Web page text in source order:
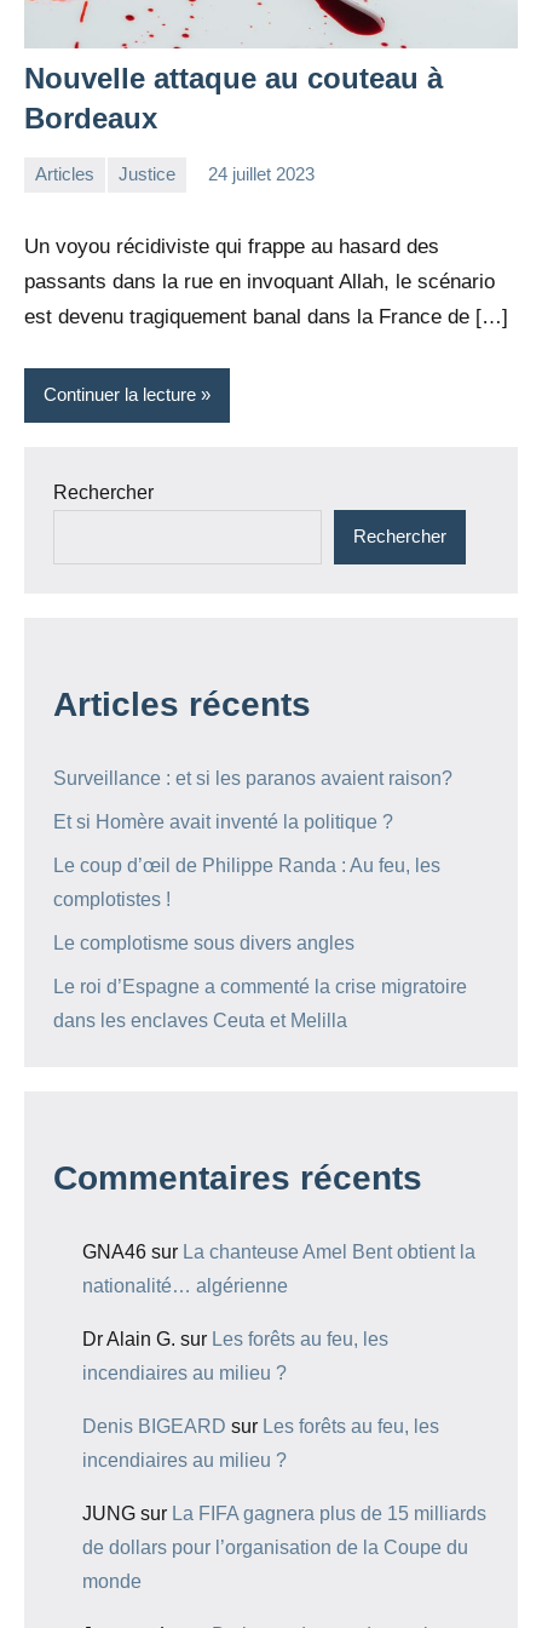
Nouvelle attaque au couteau à
Bordeaux
Articles Justice 24 juillet 2023
Un voyou récidiviste qui frappe au hasard des
passants dans la rue en invoquant Allah, le scénario
est devenu tragiquement banal dans la France de […]
Continuer la lecture
Rechercher
Rechercher
Articles récents
Surveillance : et si les paranos avaient raison?
Et si Homère avait inventé la politique ?
Le coup d’œil de Philippe Randa : Au feu, les
complotistes !
Le complotisme sous divers angles
Le roi d’Espagne a commenté la crise migratoire
dans les enclaves Ceuta et Melilla
Commentaires récents
GNA46 sur La chanteuse Amel Bent obtient la
nationalité… algérienne
Dr Alain G. sur Les forêts au feu, les
incendiaires au milieu ?
Denis BIGEARD sur Les forêts au feu, les
incendiaires au milieu ?
JUNG sur La FIFA gagnera plus de 15 milliards
de dollars pour l’organisation de la Coupe du
monde